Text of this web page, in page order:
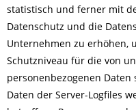
statistisch und ferner mit
Datenschutz und die
Unternehmen zu erhöhen,
Schutzniveau für die von
personenbezogenen
Daten der Server-Logfiles